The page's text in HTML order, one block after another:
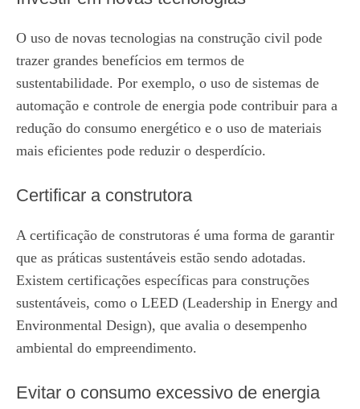
O uso de novas tecnologias na construção civil pode
trazer grandes benefícios em termos de
sustentabilidade. Por exemplo, o uso de sistemas de
automação e controle de energia pode contribuir para a
redução do consumo energético e o uso de materiais
mais eficientes pode reduzir o desperdício.
Certificar a construtora
A certificação de construtoras é uma forma de garantir
que as práticas sustentáveis estão sendo adotadas.
Existem certificações específicas para construções
sustentáveis, como o LEED (Leadership in Energy and
Environmental Design), que avalia o desempenho
ambiental do empreendimento.
Evitar o consumo excessivo de energia